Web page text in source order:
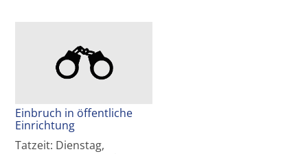
Einbruch in öffentliche
Einrichtung
Tatzeit: Dienstag,